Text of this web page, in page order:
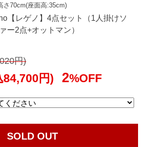
さ70cm(座面高:35cm)
【レゲノ】4点セット（1人掛けソ
ー2点+オットマン）
円)
84,700円) 2%OFF
SOLD OUT